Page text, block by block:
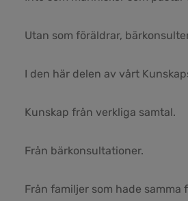
Utan som föräldrar,
I den här delen av vårt
Kunskap från verkliga samtal.
Från bärkonsultationer.
Från familjer som hade samma